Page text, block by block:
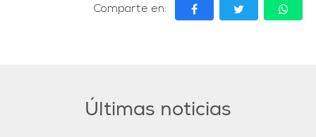
Comparte en:
Últimas noticias